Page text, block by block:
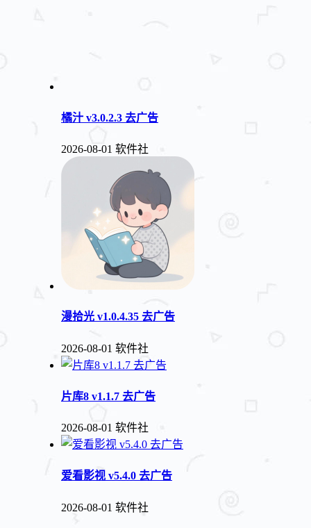
橘汁 v3.0.2.3 去广告
2026-08-01 软件社
漫拾光 v1.0.4.35 去广告
2026-08-01 软件社
片库8 v1.1.7 去广告
2026-08-01 软件社
爱看影视 v5.4.0 去广告
2026-08-01 软件社